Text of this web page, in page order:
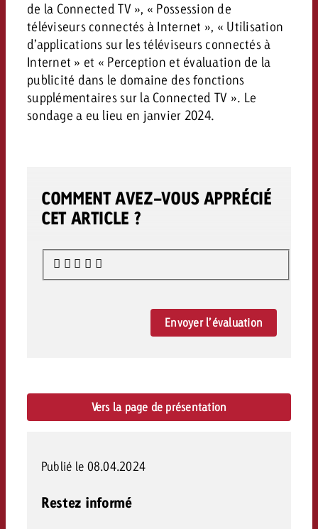
de la Connected TV », « Possession de
téléviseurs connectés à Internet », « Utilisation
d’applications sur les téléviseurs connectés à
Internet » et « Perception et évaluation de la
publicité dans le domaine des fonctions
supplémentaires sur la Connected TV ». Le
sondage a eu lieu en janvier 2024.
COMMENT AVEZ-VOUS APPRÉCIÉ
CET ARTICLE ?
Envoyer l’évaluation
Vers la page de présentation
Publié le 08.04.2024
Restez informé